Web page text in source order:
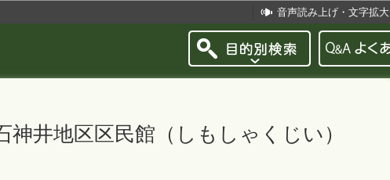
音声読み上げ・文字拡大
神井地区区民館（しもしゃくじい）